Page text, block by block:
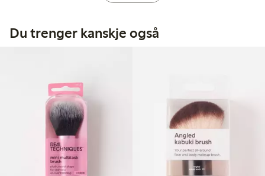
Du trenger kanskje også